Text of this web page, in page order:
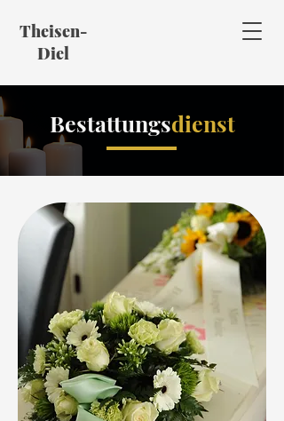
Theisen-
Diel
Bestattungsdienst